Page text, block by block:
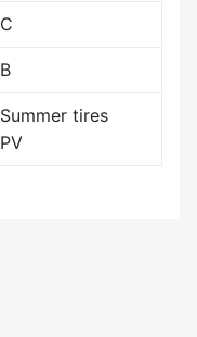
C
B
Summer tires
PV